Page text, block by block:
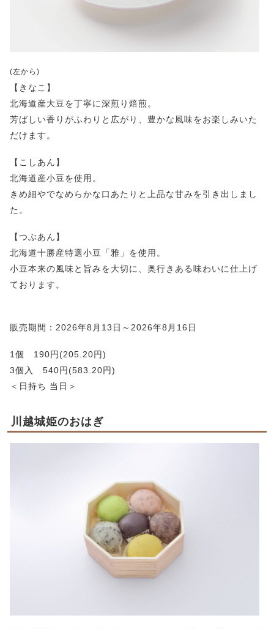
(左から)
【きなこ】
北海道産大豆を丁寧に深煎り焙煎。
芳ばしい香りがふわりと広がり、豊かな風味をお楽しみいた
だけます。
【こしあん】
北海道産小豆を使用。
きめ細やでなめらかな口あたりと上品な甘みを引き出しまし
た。
【つぶあん】
北海道十勝産特選小豆「雅」を使用。
小豆本来の風味と旨みを大切に、奥行きある味わいに仕上げ
ております。
販売期間：2026年8月13日～2026年8月16日
1個 190円(205.20円)
3個入 540円(583.20円)
＜日持ち 当日＞
川越城姫のおはぎ